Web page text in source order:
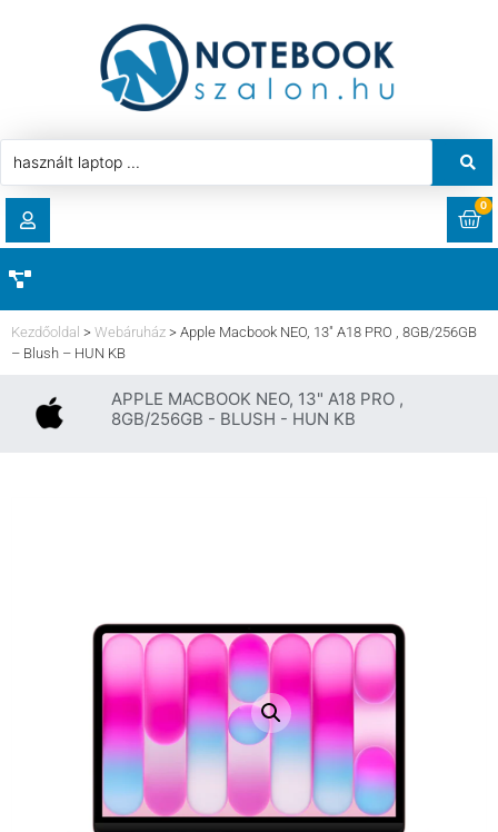
LETÖLTÉSEK
CÍMEK
0
HASZNÁLT LAPTOP
AKCIÓ
Kezdőoldal > Webáruház > Apple Macbook NEO, 13″ A18 PRO , 8GB/256GB
– Blush – HUN KB
APPLE MACBOOK NEO, 13" A18 PRO ,
8GB/256GB - BLUSH - HUN KB